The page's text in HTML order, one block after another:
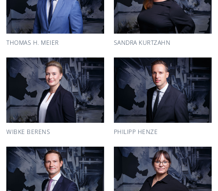
THOMAS H. MEIER SANDRA KURTZAHN
WIBKE BERENS PHILIPP HENZE